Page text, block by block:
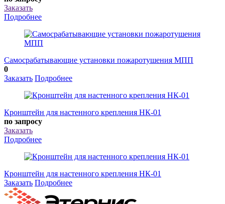
Заказать
Подробнее
Самосрабатывающие установки пожаротушения МПП
0
Заказать Подробнее
Кронштейн для настенного крепления НК-01
по запросу
Заказать
Подробнее
Кронштейн для настенного крепления НК-01
Заказать Подробнее